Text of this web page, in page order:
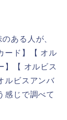
ある人が、
ード】【 オル
【 オルビス
ルビスアンバ
感じで調べて